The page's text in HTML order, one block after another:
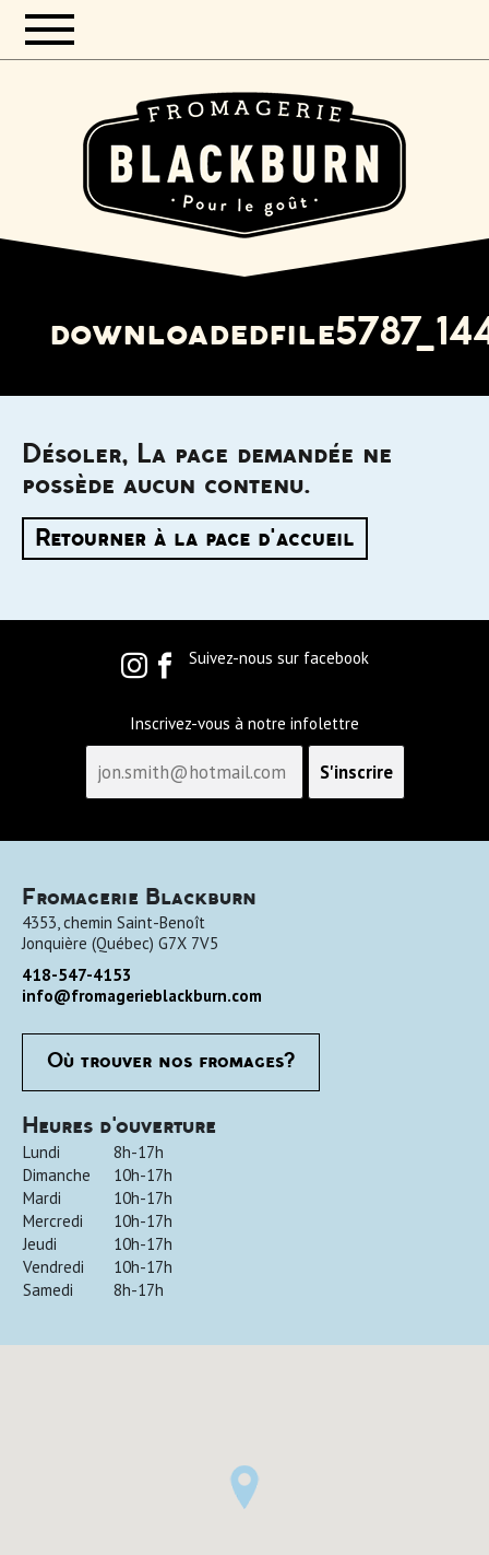
Désoler, La page demandée ne
possède aucun contenu.
Retourner à la page d'accueil
Suivez-nous sur facebook
Inscrivez-vous à notre infolettre
Fromagerie Blackburn
4353, chemin Saint-Benoît
Jonquière (Québec) G7X 7V5
418-547-4153
info@fromagerieblackburn.com
Où trouver nos fromages?
Heures d'ouverture
Lundi
8h-17h
Dimanche
10h-17h
Mardi
10h-17h
Mercredi
10h-17h
Jeudi
10h-17h
Vendredi
10h-17h
Samedi
8h-17h